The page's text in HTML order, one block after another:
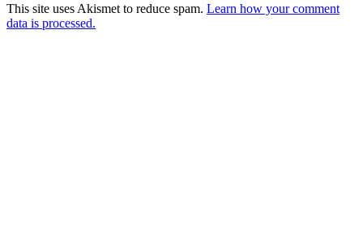
This site uses Akismet to reduce spam. Learn how your comment
data is processed.